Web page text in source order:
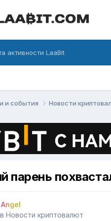
активности LaaBit
и события Новости
парень
Angel
вНовости криптовалют